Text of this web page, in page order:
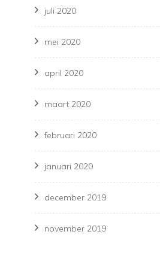
juli 2020
mei 2020
april 2020
maart 2020
februari 2020
januari 2020
december 2019
november 2019